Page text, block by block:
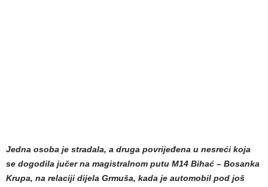
Jedna osoba je stradala, a druga povrijeđena u nesreći koja
se dogodila jučer na magistralnom putu M14 Bihać – Bosanka
Krupa, na relaciji dijela Grmuša, kada je automobil pod još